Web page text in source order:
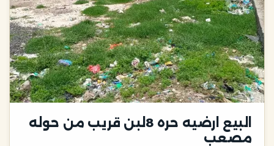
البيع ارضيه حره 8لبن قريب من حوله
مصعب